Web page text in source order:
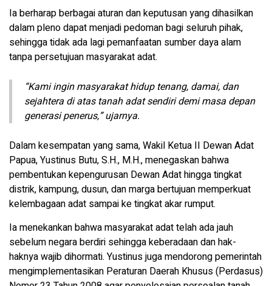
Ia berharap berbagai aturan dan keputusan yang dihasilkan
dalam pleno dapat menjadi pedoman bagi seluruh pihak,
sehingga tidak ada lagi pemanfaatan sumber daya alam
tanpa persetujuan masyarakat adat.
“Kami ingin masyarakat hidup tenang, damai, dan
sejahtera di atas tanah adat sendiri demi masa depan
generasi penerus,” ujarnya.
Dalam kesempatan yang sama, Wakil Ketua II Dewan Adat
Papua, Yustinus Butu, S.H., M.H., menegaskan bahwa
pembentukan kepengurusan Dewan Adat hingga tingkat
distrik, kampung, dusun, dan marga bertujuan memperkuat
kelembagaan adat sampai ke tingkat akar rumput.
Ia menekankan bahwa masyarakat adat telah ada jauh
sebelum negara berdiri sehingga keberadaan dan hak-
haknya wajib dihormati. Yustinus juga mendorong pemerintah
mengimplementasikan Peraturan Daerah Khusus (Perdasus)